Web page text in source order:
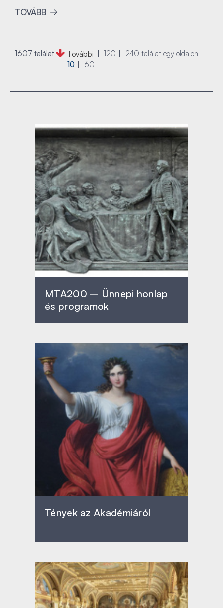
TOVÁBB
1607 találat További 240 találat egy oldalon
120
60
10
MTA200 – Ünnepi honlap
és programok
Tények az Akadémiáról